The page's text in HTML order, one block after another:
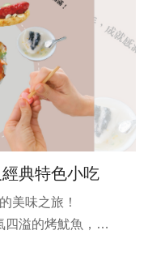
典特色小吃
美味之旅！
溢的烤魷魚，